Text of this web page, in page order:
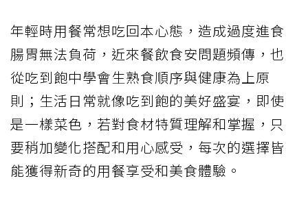
年輕時用餐常想吃回本心態，造成過度進食
腸胃無法負荷，近來餐飲食安問題頻傳，也
從吃到飽中學會生熟食順序與健康為上原
則；生活日常就像吃到飽的美好盛宴，即使
是一樣菜色，若對食材特質理解和掌握，只
要稍加變化搭配和用心感受，每次的選擇皆
能獲得新奇的用餐享受和美食體驗。